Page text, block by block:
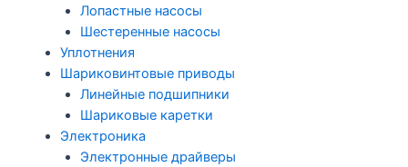
Лопастные насосы
Шестеренные насосы
Уплотнения
Шариковинтовые приводы
Линейные подшипники
Шариковые каретки
Электроника
Электронные драйверы